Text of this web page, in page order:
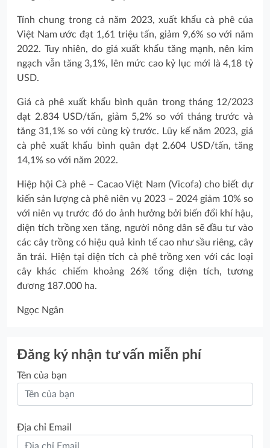
Tính chung trong cả năm 2023, xuất khẩu cà phê của
Việt Nam ước đạt 1,61 triệu tấn, giảm 9,6% so với năm
2022. Tuy nhiên, do giá xuất khẩu tăng mạnh, nên kim
ngạch vẫn tăng 3,1%, lên mức cao kỷ lục mới là 4,18 tỷ
USD.
Giá cà phê xuất khẩu bình quân trong tháng 12/2023
đạt 2.834 USD/tấn, giảm 5,2% so với tháng trước và
tăng 31,1% so với cùng kỳ trước. Lũy kế năm 2023, giá
cà phê xuất khẩu bình quân đạt 2.604 USD/tấn, tăng
14,1% so với năm 2022.
Hiệp hội Cà phê – Cacao Việt Nam (Vicofa) cho biết dự
kiến sản lượng cà phê niên vụ 2023 – 2024 giảm 10% so
với niên vụ trước đó do ảnh hưởng bởi biến đổi khí hậu,
diện tích trồng xen tăng, người nông dân sẽ đầu tư vào
các cây trồng có hiệu quả kinh tế cao như sầu riêng, cây
ăn trái. Hiện tại diện tích cà phê trồng xen với các loại
cây khác chiếm khoảng 26% tổng diện tích, tương
đương 187.000 ha.
Ngọc Ngân
Đăng ký nhận tư vấn miễn phí
Tên của bạn
Địa chỉ Email